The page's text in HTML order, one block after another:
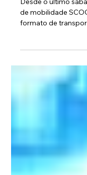
13 de ago. de 2018
Aluguel de
ruas da
Desde o último
de mobilidade